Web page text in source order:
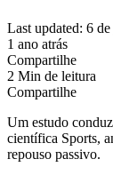
Last updated: 6
1 ano atrás
Compartilhe
2 Min de leitura
Compartilhe
Um estudo
científica Sports,
repouso passivo.